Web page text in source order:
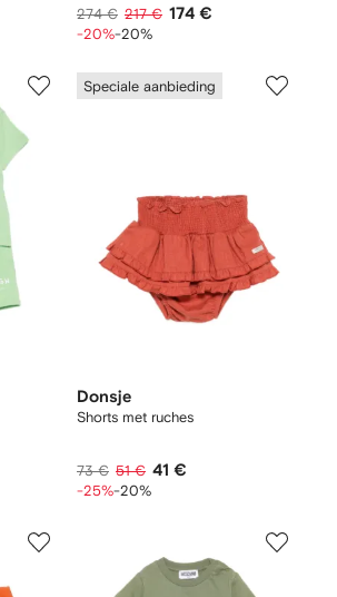
274 € 217 € 174 €
-20%-20%
Speciale aanbieding
Donsje
Shorts met ruches
73 € 51 € 41 €
-25%-20%